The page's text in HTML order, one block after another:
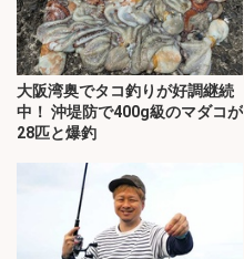
大阪湾奥でタコ釣りが好調継続
中！ 沖堤防で400g級のマダコが
28匹と爆釣